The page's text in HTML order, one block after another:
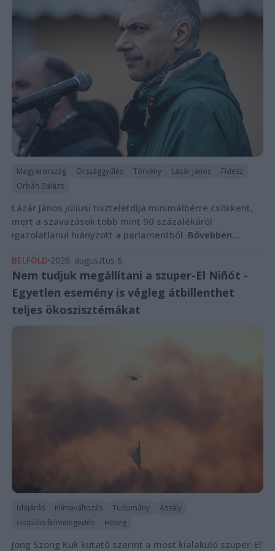
Magyarország Országgyűlés Törvény Lázár János
Fidesz
Orbán Balázs
Lázár János júliusi tiszteletdíja minimálbérre csökkent,
mert a szavazások több mint 90 százalékáról
igazolatlanul hiányzott a parlamentből. Bővebben...
BELFÖLD 2026. augusztus 6.
Nem tudjuk megállítani a szuper-El Niñót -
Egyetlen esemény is végleg átbillenthet
teljes ökoszisztémákat
Időjárás Klímaváltozás Tudomány
Aszály
Globális felmelegedés
Hőség
Jong Szong Kuk kutató szerint a most kialakuló szuper-El